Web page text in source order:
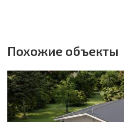
Похожие объекты